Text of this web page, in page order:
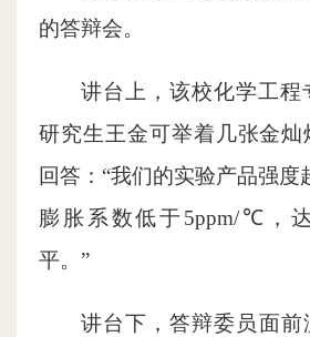
的答辩会。
讲台上，该校化学工程
研究生王金可举着几张金
回答：“我们的实验产品强度
膨胀系数低于5ppm/℃，
平。”
讲台下，答辩委员面前